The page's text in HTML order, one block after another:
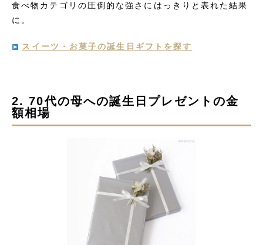
食べ物カテゴリの圧倒的な強さにはっきりと表れた結果
に。
スイーツ・お菓子の誕生日ギフトを探す
2. 70代の母への誕生日プレゼントの金
額相場